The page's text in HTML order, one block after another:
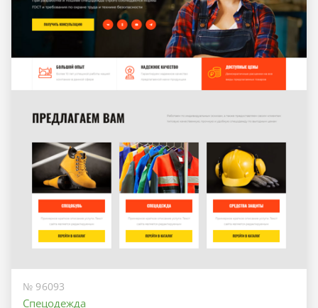
№ 96093
Спецодежда